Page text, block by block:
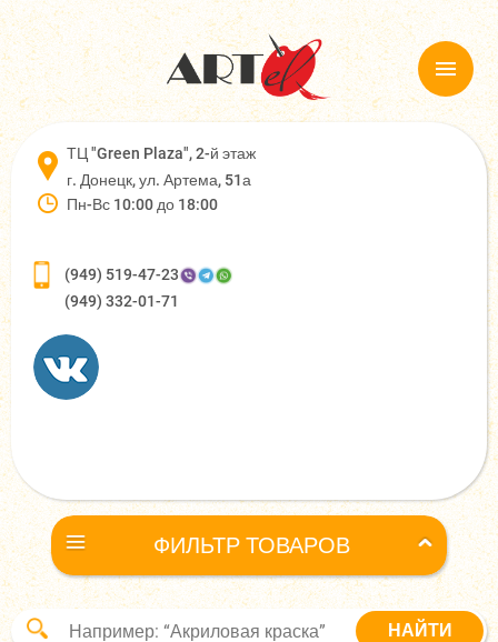
ТЦ "Green Plaza", 2-й этаж
г. Донецк, ул. Артема, 51а
Пн-Вс 10:00 до 18:00
(949) 519-47-23
(949) 332-01-71
ФИЛЬТР ТОВАРОВ